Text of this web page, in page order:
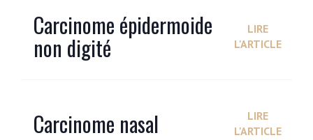
Carcinome épidermoide
non digité
LIRE
L'ARTICLE
Carcinome nasal
LIRE
L'ARTICLE